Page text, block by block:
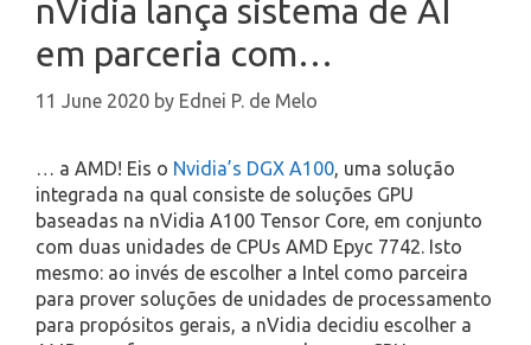
nVidia lança sistema de AI
em parceria com…
11 June 2020 by Ednei P. de Melo
… a AMD! Eis o Nvidia’s DGX A100, uma solução
integrada na qual consiste de soluções GPU
baseadas na nVidia A100 Tensor Core, em conjunto
com duas unidades de CPUs AMD Epyc 7742. Isto
mesmo: ao invés de escolher a Intel como parceira
para prover soluções de unidades de processamento
para propósitos gerais, a nVidia decidiu escolher a